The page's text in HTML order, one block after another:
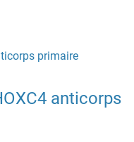
primaire
anticorps